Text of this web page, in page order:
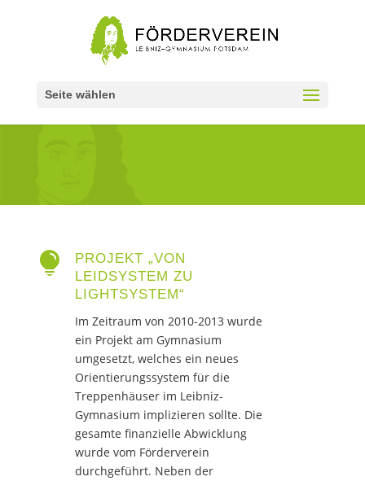
Seite wählen

PROJEKT „VON
LEIDSYSTEM ZU
LIGHTSYSTEM“
Im Zeitraum von 2010-2013 wurde
ein Projekt am Gymnasium
umgesetzt, welches ein neues
Orientierungssystem für die
Treppenhäuser im Leibniz-
Gymnasium implizieren sollte. Die
gesamte finanzielle Abwicklung
wurde vom Förderverein
durchgeführt. Neben der